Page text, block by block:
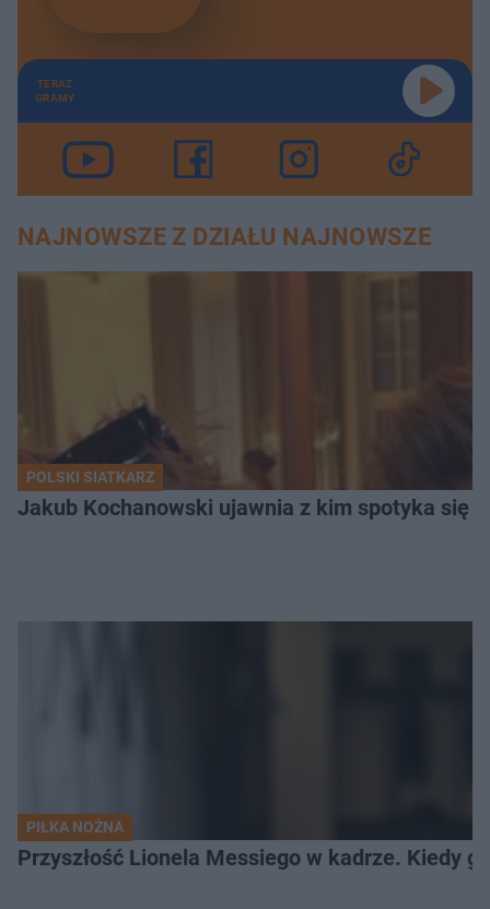
36:13
450 ml emocji – dlaczego nasza krew jest tak cenna? SuperZdrowi 19:38
Więcej niż chłodzenie - czy lodówka może wspierać nasze zdrowie? SuperZdrowi 49:09
TERAZ
GRAMY
NAJNOWSZE Z DZIAŁU NAJNOWSZE
POLSKI SIATKARZ
Jakub Kochanowski ujawnia z kim spotyka się
PIŁKA NOŻNA
Przyszłość Lionela Messiego w kadrze. Kiedy